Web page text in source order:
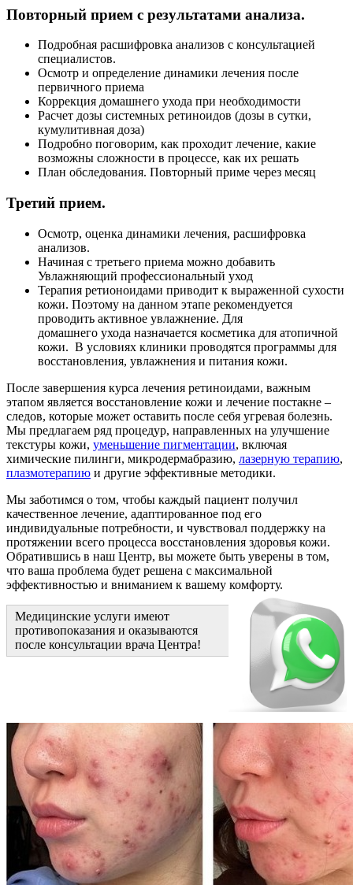
Повторный прием с результатами анализа.
Подробная расшифровка анализов с консультацией
специалистов.
Осмотр и определение динамики лечения после
первичного приема
Коррекция домашнего ухода при необходимости
Расчет дозы системных ретиноидов (дозы в сутки,
кумулитивная доза)
Подробно поговорим, как проходит лечение, какие
возможны сложности в процессе, как их решать
План обследования. Повторный приме через месяц
Третий прием.
Осмотр, оценка динамики лечения, расшифровка
анализов.
Начиная с третьего приема можно добавить
Увлажняющий профессиональный уход
Терапия ретионоидами приводит к выраженной сухости
кожи. Поэтому на данном этапе рекомендуется
проводить активное увлажнение. Для
домашнего ухода назначается косметика для атопичной
кожи. В условиях клиники проводятся программы для
восстановления, увлажнения и питания кожи.
После завершения курса лечения ретиноидами, важным
этапом является восстановление кожи и лечение постакне –
следов, которые может оставить после себя угревая болезнь.
Мы предлагаем ряд процедур, направленных на улучшение
текстуры кожи, уменьшение пигментации, включая
химические пилинги, микродермабразию, лазерную терапию,
плазмотерапию и другие эффективные методики.
Мы заботимся о том, чтобы каждый пациент получил
качественное лечение, адаптированное под его
индивидуальные потребности, и чувствовал поддержку на
протяжении всего процесса восстановления здоровья кожи.
Обратившись в наш Центр, вы можете быть уверены в том,
что ваша проблема будет решена с максимальной
эффективностью и вниманием к вашему комфорту.
Медицинские услуги имеют
противопоказания и оказываются
после консультации врача Центра!